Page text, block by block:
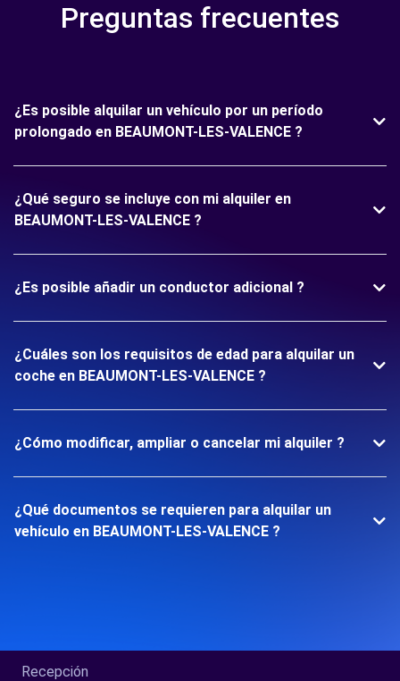
Preguntas frecuentes
¿Es posible alquilar un vehículo por un período
prolongado en BEAUMONT-LES-VALENCE ?
¿Qué seguro se incluye con mi alquiler en
BEAUMONT-LES-VALENCE ?
¿Es posible añadir un conductor adicional ?
¿Cuáles son los requisitos de edad para alquilar un
coche en BEAUMONT-LES-VALENCE ?
¿Cómo modificar, ampliar o cancelar mi alquiler ?
¿Qué documentos se requieren para alquilar un
vehículo en BEAUMONT-LES-VALENCE ?
Recepción